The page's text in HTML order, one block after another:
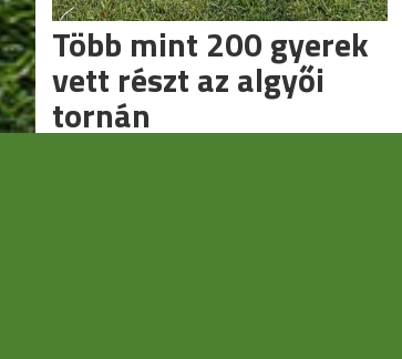
Több mint 200 gyerek
vett részt az algyői
tornán